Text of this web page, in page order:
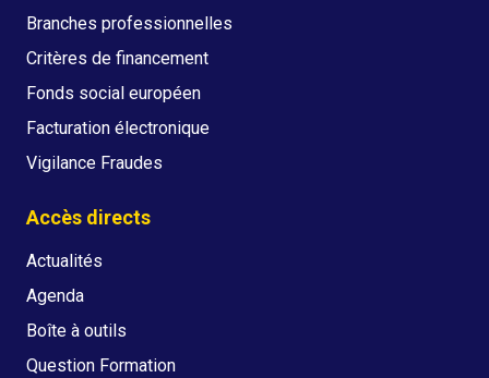
Branches professionnelles
Critères de financement
Fonds social européen
Facturation électronique
Vigilance Fraudes
Accès directs
Actualités
Agenda
Boîte à outils
Question Formation